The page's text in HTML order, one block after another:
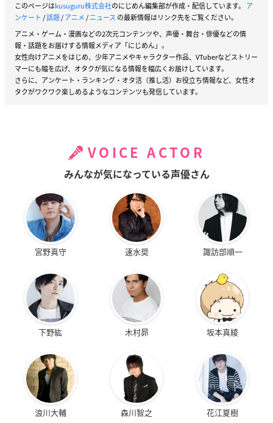
このページはkusuguru株式会社のにじめん編集部が作成・配信しています。 ア
ンケート /話題/アニメ/ニュース の最新情報はリンク先をご覧ください。
アニメ・ゲーム・漫画などの2次元コンテンツや、声優・舞台・俳優などの情
報・話題をお届けする情報メディア「にじめん」。
女性向けアニメをはじめ、少年アニメやキャラクター作品、VTuberなどストリー
マーにも幅を広げ、オタクが気になる情報を幅広くお届けしています。
さらに、アンケート・ランキング・オタ活（推し活）お役立ち情報など、女性オ
タクがワクワク楽しめるようなコンテンツも発信しています。
VOICE ACTOR
みんなが気になっている声優さん
宮野真守 速水奨 諏訪部順一
下野紘 木村昴 坂本真綾
浪川大輔 森川智之 花江夏樹